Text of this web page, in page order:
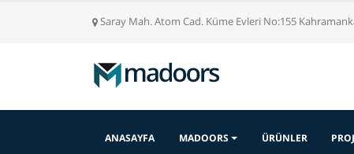
Saray Mah. Atom Cad. Küme Evleri No:155
ANASAYFA MADOORS ÜRÜNLER